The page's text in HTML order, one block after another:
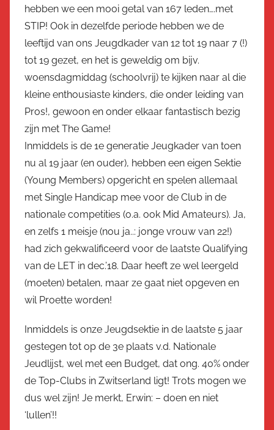
hebben we een mooi getal van 167 leden….met
STIP! Ook in dezelfde periode hebben we de
leeftijd van ons Jeugdkader van 12 tot 19 naar 7 (!)
tot 19 gezet, en het is geweldig om bijv.
woensdagmiddag (schoolvrij) te kijken naar al die
kleine enthousiaste kinders, die onder leiding van
Pros!, gewoon en onder elkaar fantastisch bezig
zijn met The Game!
Inmiddels is de 1e generatie Jeugkader van toen
nu al 19 jaar (en ouder), hebben een eigen Sektie
(Young Members) opgericht en spelen allemaal
met Single Handicap mee voor de Club in de
nationale competities (o.a. ook Mid Amateurs). Ja,
en zelfs 1 meisje (nou ja..: jonge vrouw van 22!)
had zich gekwalificeerd voor de laatste Qualifying
van de LET in dec.’18. Daar heeft ze wel leergeld
(moeten) betalen, maar ze gaat niet opgeven en
wil Proette worden!
Inmiddels is onze Jeugdsektie in de laatste 5 jaar
gestegen tot op de 3e plaats v.d. Nationale
Jeudlijst, wel met een Budget, dat ong. 40% onder
de Top-Clubs in Zwitserland ligt! Trots mogen we
dus wel zijn! Je merkt, Erwin: – doen en niet
‘lullen’!!